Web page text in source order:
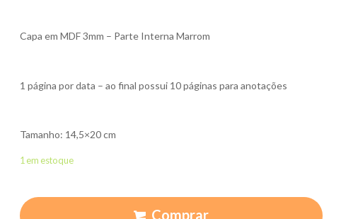
Capa em MDF 3mm – Parte Interna Marrom
1 página por data – ao final possui 10 páginas para anotações
Tamanho: 14,5×20 cm
1 em estoque
Comprar